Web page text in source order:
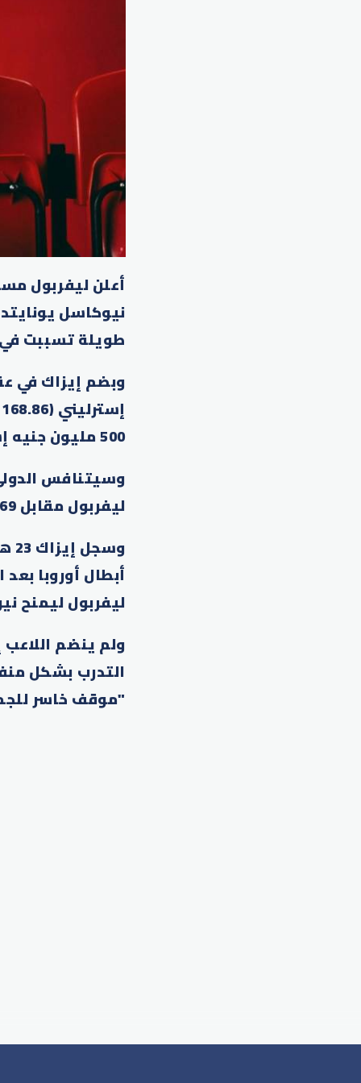
أعلن ليفربول
نيوكاسل
طويلة تسببت
500 مليون جنيه إسترليني.
وسيتنافس
ليفربول مقابل 69 مليون جنيه إسترليني وبدأ بالفعل مشواره بقوة.
أبطال أوروبا
ليفربول ليمنح
ولم ينضم
التدرب بشكل
"موقف خاسر